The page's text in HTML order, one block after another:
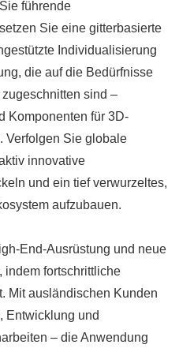
führende
Sie eine gitterbasierte
Individualisierung
die auf die Bedürfnisse
sind –
Komponenten für 3D-
Verfolgen Sie globale
innovative
und ein tief verwurzeltes,
aufzubauen.
End-Ausrüstung und neue
indem fortschrittliche
Mit ausländischen Kunden
Entwicklung und
– die Anwendung